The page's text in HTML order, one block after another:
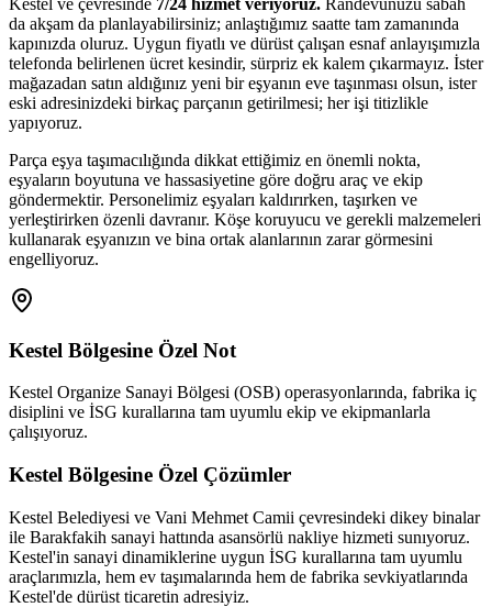
Kestel ve çevresinde 7/24 hizmet veriyoruz. Randevunuzu sabah
da akşam da planlayabilirsiniz; anlaştığımız saatte tam zamanında
kapınızda oluruz. Uygun fiyatlı ve dürüst çalışan esnaf anlayışımızla
telefonda belirlenen ücret kesindir, sürpriz ek kalem çıkarmayız. İster
mağazadan satın aldığınız yeni bir eşyanın eve taşınması olsun, ister
eski adresinizdeki birkaç parçanın getirilmesi; her işi titizlikle
yapıyoruz.
Parça eşya taşımacılığında dikkat ettiğimiz en önemli nokta,
eşyaların boyutuna ve hassasiyetine göre doğru araç ve ekip
göndermektir. Personelimiz eşyaları kaldırırken, taşırken ve
yerleştirirken özenli davranır. Köşe koruyucu ve gerekli malzemeleri
kullanarak eşyanızın ve bina ortak alanlarının zarar görmesini
engelliyoruz.
Kestel Bölgesine Özel Not
Kestel Organize Sanayi Bölgesi (OSB) operasyonlarında, fabrika iç
disiplini ve İSG kurallarına tam uyumlu ekip ve ekipmanlarla
çalışıyoruz.
Kestel Bölgesine Özel Çözümler
Kestel Belediyesi ve Vani Mehmet Camii çevresindeki dikey binalar
ile Barakfakih sanayi hattında asansörlü nakliye hizmeti sunıyoruz.
Kestel'in sanayi dinamiklerine uygun İSG kurallarına tam uyumlu
araçlarımızla, hem ev taşımalarında hem de fabrika sevkiyatlarında
Kestel'de dürüst ticaretin adresiyiz.